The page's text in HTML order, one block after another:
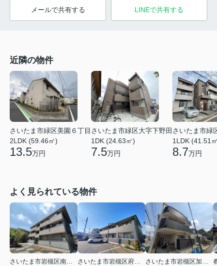
メールで共有する LINEで共有する
近隣の物件
さいたま市緑区美園６丁目
2LDK (59.46㎡)
13.5万円
さいたま市緑区大字下野田
1DK (24.63㎡)
7.5万円
さいたま市緑
1LDK (41.51
8.7万円
よく見られている物件
さいたま市岩槻区南平野４丁目
さいたま市岩槻区府内１丁目
さいたま市岩槻区加倉１丁目